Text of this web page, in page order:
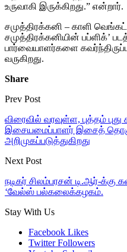
உருவாகி இருக்கிறது.” என்றார்.
சமுத்திரக்கனி – காளி வெங்கட்
சமுத்திரக்கனியின் பப்ளிக்’
பார்வையாளர்களை
வருகிறது.
Share
Prev Post
விரைவில் வரவுள்ள, புத்தம்
இசையமைப்பாளர் இசைத்
அறிமுகப்படுத்துகிறது
Next Post
நடிகர் சிலம்பரசன் டி.ஆர்-க்கு
‘வேல்ஸ் பல்கலைக்கழகம்.
Stay With Us
Facebook Likes
Twitter Followers